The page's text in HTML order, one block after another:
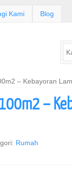
Kami Blog
– Kebayoran
–
Rumah